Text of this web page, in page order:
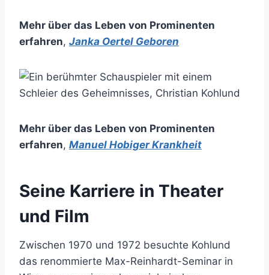
Mehr über das Leben von Prominenten
erfahren, Janka Oertel Geboren
Mehr über das Leben von Prominenten
erfahren, Manuel Hobiger Krankheit
Seine Karriere in Theater
und Film
Zwischen 1970 und 1972 besuchte Kohlund
das renommierte Max-Reinhardt-Seminar in